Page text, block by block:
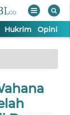
Hukrim Opini